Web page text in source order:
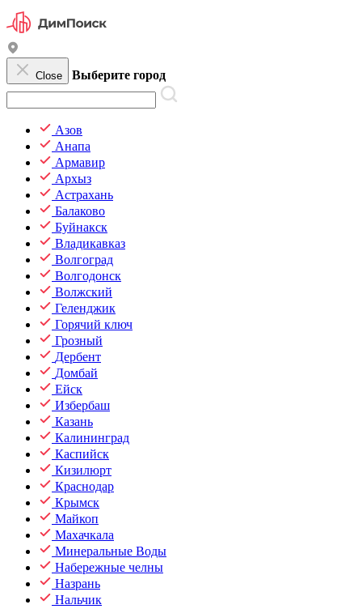
Close Выберите город
Азов
Анапа
Армавир
Архыз
Астрахань
Балаково
Буйнакск
Владикавказ
Волгоград
Волгодонск
Волжский
Геленджик
Горячий ключ
Грозный
Дербент
Домбай
Ейск
Избербаш
Казань
Калининград
Каспийск
Кизилюрт
Краснодар
Крымск
Майкоп
Махачкала
Минеральные Воды
Набережные челны
Назрань
Нальчик